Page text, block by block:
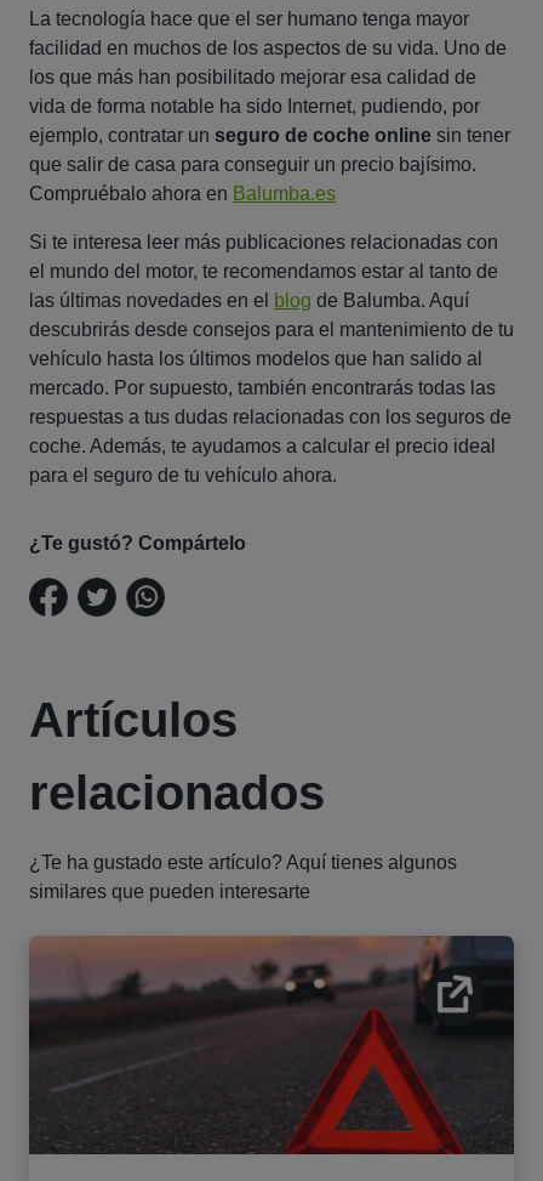
La tecnología hace que el ser humano tenga mayor
facilidad en muchos de los aspectos de su vida. Uno de
los que más han posibilitado mejorar esa calidad de
vida de forma notable ha sido Internet, pudiendo, por
ejemplo, contratar un seguro de coche online sin tener
que salir de casa para conseguir un precio bajísimo.
Compruébalo ahora en Balumba.es
Si te interesa leer más publicaciones relacionadas con
el mundo del motor, te recomendamos estar al tanto de
las últimas novedades en el
blog de Balumba. Aquí
descubrirás desde consejos para el mantenimiento de tu
vehículo hasta los últimos modelos que han salido al
mercado. Por supuesto, también encontrarás todas las
respuestas a tus dudas relacionadas con los seguros de
coche. Además, te ayudamos a calcular el precio ideal
para el seguro de tu vehículo ahora.
¿Te gustó? Compártelo
Artículos
relacionados
¿Te ha gustado este artículo? Aquí tienes algunos
similares que pueden interesarte